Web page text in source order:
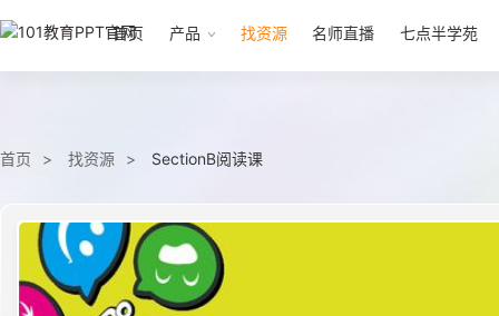
首页 产品 找资源 名师直播 七点半学苑
首页 找资源 SectionB阅读课